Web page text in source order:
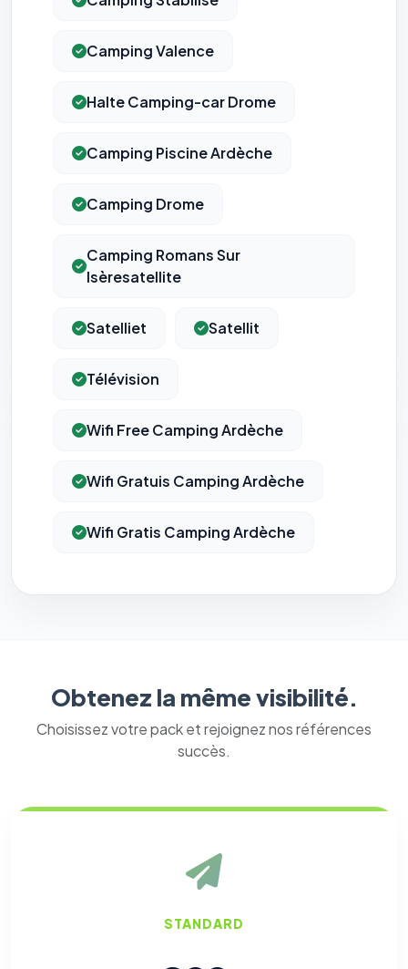
Camping Valence
Halte Camping-car Drome
Camping Piscine Ardèche
Camping Drome
Camping Romans Sur
Isèresatellite
Satelliet Satellit
Télévision
Wifi Free Camping Ardèche
Wifi Gratuis Camping Ardèche
Wifi Gratis Camping Ardèche
Obtenez la même visibilité.
Choisissez votre pack et rejoignez nos références
succès.
STANDARD